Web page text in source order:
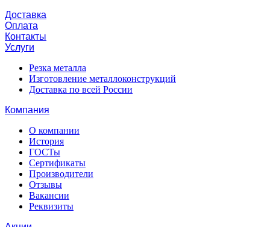
Доставка
Оплата
Контакты
Услуги
Резка металла
Изготовление металлоконструкций
Доставка по всей России
Компания
О компании
История
ГОСТы
Сертификаты
Производители
Отзывы
Вакансии
Реквизиты